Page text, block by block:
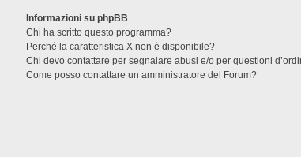
Informazioni su phpBB
Chi ha scritto questo programma?
Perché la caratteristica X non è disponibile?
Chi devo contattare per segnalare abusi e/o per questioni
Come posso contattare un amministratore del Forum?